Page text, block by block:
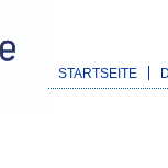
STARTSEITE